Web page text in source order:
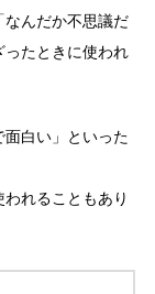
なんだか不思議だ
ったときに使われ
白い」といった
れることもあり